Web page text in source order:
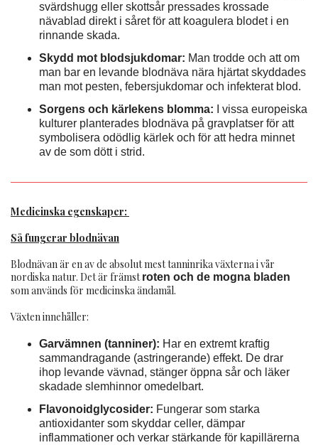
svärdshugg eller skottsår pressades krossade
nävablad direkt i såret för att koagulera blodet i en
rinnande skada.
Skydd mot blodsjukdomar: Man trodde och att om
man bar en levande blodnäva nära hjärtat skyddades
man mot pesten, febersjukdomar och infekterat blod.
Sorgens och kärlekens blomma: I vissa europeiska
kulturer planterades blodnäva på gravplatser för att
symbolisera odödlig kärlek och för att hedra minnet
av de som dött i strid.
Medicinska egenskaper:
Så fungerar blodnävan
Blodnävan är en av de absolut mest tanninrika växterna i vår
nordiska natur. Det är främstroten och de mogna bladen
som används för medicinska ändamål.
Växten innehåller:
Garvämnen (tanniner): Har en extremt kraftig
sammandragande (astringerande) effekt. De drar
ihop levande vävnad, stänger öppna sår och läker
skadade slemhinnor omedelbart.
Flavonoidglycosider: Fungerar som starka
antioxidanter som skyddar celler, dämpar
inflammationer och verkar stärkande för kapillärerna